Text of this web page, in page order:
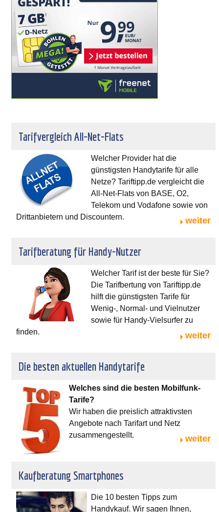
Tarifvergleich All-Net-Flats
Welcher Provider hat die
günstigsten Handytarife für alle
Netze? Tariftipp.de vergleicht die
All-Net-Flats von BASE, O2,
Telekom und Vodafone sowie von
Drittanbietern und Discountern.
weiter
Tarifberatung für Handy-Nutzer
Welcher Tarif ist der beste für Sie?
Die Tarifbertung von Tariftipp.de
hilft die günstigsten Tarife für
Wenig-, Normal- und Vielnutzer
sowie für Handy-Vielsurfer zu
finden.
weiter
Die besten aktuellen Handytarife
Welches sind die besten Mobilfunk-
Tarife?
Wir haben die preislich attraktivsten
Angebote nach Tarifart und Netz
zusammengestellt.
weiter
Kaufberatung Smartphones
Die 10 besten Tipps zum
Handykauf. Wir sagen Ihnen,